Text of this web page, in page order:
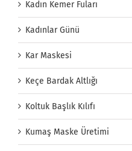
Kadın Kemer Fuları
Kadınlar Günü
Kar Maskesi
Keçe Bardak Altlığı
Koltuk Başlık Kılıfı
Kumaş Maske Üretimi